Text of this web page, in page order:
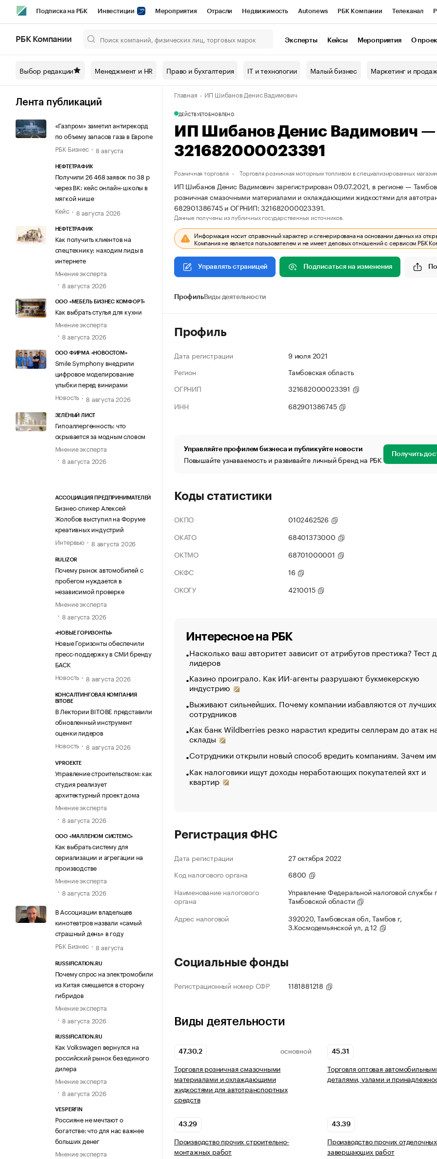
Подписка на РБК Инвестиции Мероприятия Отрасли Недвижимость Autonews РБК Компании Телеканал
Спецпроекты СПб Конференции СПб Спецпроекты Проверка контрагентов
Технологии и медиа Рынок наличной валюты
РБК Компании Эксперты Кейсы Мероприятия О
Выбор редакции Менеджмент и HR Право и бухгалтерия IT и технологии Малый бизнес Маркетинг и
Лента публикаций
«Газпром» заметил антирекорд
по объему запасов газа в Европе
РБК Бизнес
8 августа
НЕФТЕТРАФИК
Получили 26 468 заявок по 38 р
через ВК: кейс онлайн-школы в
мягкой нише
Кейс
8 августа 2026
НЕФТЕТРАФИК
Как получить клиентов на
спецтехнику: находим лиды в
интернете
Мнение эксперта
8 августа 2026
ООО «МЕБЕЛЬ БИЗНЕС КОМФОРТ»
Как выбрать стулья для кухни
Мнение эксперта
8 августа 2026
ООО ФИРМА «НОВОСТОМ»
Smile Symphony внедрили
цифровое моделирование
улыбки перед винирами
Новость
8 августа 2026
ЗЕЛЁНЫЙ ЛИСТ
Гипоаллергенность: что
скрывается за модным словом
Мнение эксперта
8 августа 2026
АССОЦИАЦИЯ ПРЕДПРИНИМАТЕЛЕЙ
Бизнес-спикер Алексей
Жолобов выступил на Форуме
креативных индустрий
Интервью
8 августа 2026
RULIZOR
Почему рынок автомобилей с
пробегом нуждается в
независимой проверке
Мнение эксперта
8 августа 2026
«НОВЫЕ ГОРИЗОНТЫ»
Новые Горизонты обеспечили
пресс-поддержку в СМИ бренду
БАСК
Новость
8 августа 2026
КОНСАЛТИНГОВАЯ КОМПАНИЯ
BITOBE
В Лектории BITOBE представили
обновленный инструмент
оценки лидеров
Новость
8 августа 2026
VPROEKTE
Управление строительством: как
студия реализует
архитектурный проект дома
Мнение эксперта
8 августа 2026
ООО «МАЛЛЕНОМ СИСТЕМС»
Как выбрать систему для
сериализации и агрегации на
производстве
Мнение эксперта
8 августа 2026
В Ассоциации владельцев
кинотеатров назвали «самый
страшный день» в году
РБК Бизнес
8 августа
RUSSIFICATION.RU
Почему спрос на электромобили
из Китая смещается в сторону
гибридов
Мнение эксперта
8 августа 2026
RUSSIFICATION.RU
Как Volkswagen вернулся на
российский рынок без единого
дилера
Мнение эксперта
8 августа 2026
VESPERFIN
Россияне не мечтают о
богатстве: что для нас важнее
больших денег
Мнение эксперта
Главная ИП Шибанов Денис Вадимович
ДЕЙСТВУЕТОБНОВЛЕНО
ИП Шибанов Денис Вадимович
321682000023391
Розничная торговля Торговля розничная моторным топливом в специализированных
ИП Шибанов Денис Вадимович зарегистрирован 09.07.2021, в регионе —
розничная смазочными материалами и охлаждающими жидкостями для
682901386745 и ОГРНИП: 321682000023391.
Данные получены из публичных государственных источников.
Информация носит справочный характер и сгенерирована на основании данных из
Компания не является пользователем и не имеет деловых отношений с сервисом РБК
Управлять страницей Подписаться на изменения
ПрофильВиды деятельности
Профиль
Дата регистрации
9 июля 2021
Регион
Тамбовская область
ОГРНИП
321682000023391
ИНН
682901386745
Управляйте профилем бизнеса и публикуйте новости
Повышайте узнаваемость и развивайте личный бренд на РБК Получить
Коды статистики
ОКПО
0102462526
ОКАТО
68401373000
ОКТМО
68701000001
ОКФС
16
ОКОГУ
4210015
Интересное на РБК
Насколько ваш авторитет зависит от атрибутов престижа? Тест
лидеров
Казино проиграло. Как ИИ-агенты разрушают букмекерскую
индустрию
Выживают сильнейших. Почему компании избавляются от лучших
сотрудников
Как банк Wildberries резко нарастил кредиты селлерам до атак
склады
Сотрудники открыли новый способ вредить компаниям. Зачем
Как налоговики ищут доходы неработающих покупателей яхт и
квартир
Регистрация ФНС
Дата регистрации
27 октября 2022
Код налогового органа
6800
Наименование налогового
органа
Управление Федеральной налоговой службы
Тамбовской области
Адрес налоговой
392020, Тамбовская обл, Тамбов г,
З.Космодемьянской ул, д 12
Социальные фонды
Регистрационный номер СФР 1181881218
Виды деятельности
47.30.2 ОСНОВНОЙ
Торговля розничная смазочными
материалами и охлаждающими
жидкостями для автотранспортных
средств
45.31
Торговля оптовая
деталями, узлами и
43.29
Производство прочих строительно-
монтажных работ
43.39
Производство прочих
завершающих работ